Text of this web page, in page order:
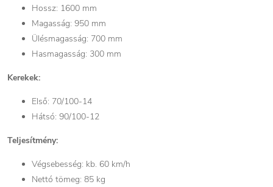
Hossz: 1600 mm
Magasság: 950 mm
Ülésmagasság: 700 mm
Hasmagasság: 300 mm
Kerekek:
Első: 70/100-14
Hátsó: 90/100-12
Teljesítmény:
Végsebesség: kb. 60 km/h
Nettó tömeg: 85 kg